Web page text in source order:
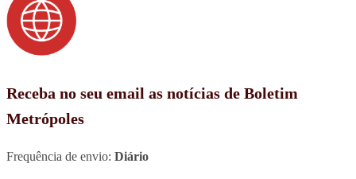
Receba no seu email as notícias de Boletim
Metrópoles
Frequência de envio: Diário